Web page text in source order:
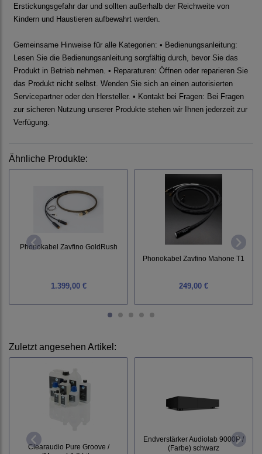
Erstickungsgefahr dar und sollten außerhalb der Reichweite von
Kindern und Haustieren aufbewahrt werden.
Gemeinsame Hinweise für alle Kategorien: • Bedienungsanleitung:
Lesen Sie die Bedienungsanleitung sorgfältig durch, bevor Sie das
Produkt in Betrieb nehmen. • Reparaturen: Öffnen oder reparieren Sie
das Produkt nicht selbst. Wenden Sie sich an einen autorisierten
Servicepartner oder den Hersteller. • Kontakt bei Fragen: Bei Fragen
zur sicheren Nutzung unserer Produkte stehen wir Ihnen jederzeit zur
Verfügung.
Ähnliche Produkte:
Phonokabel Zavfino GoldRush
1.399,00 €
Phonokabel Zavfino Mahone T1
249,00 €
Zuletzt angesehen Artikel:
Clearaudio Pure Groove /
Endverstärker Audiolab 9000P /
(Farbe) schwarz